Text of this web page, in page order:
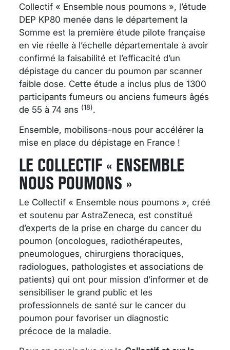
Collectif « Ensemble nous poumons », l’étude
DEP KP80 menée dans le département la
Somme est la première étude pilote française
en vie réelle à l’échelle départementale à avoir
confirmé la faisabilité et l’efficacité d’un
dépistage du cancer du poumon par scanner
faible dose. Cette étude a inclus plus de 1300
participants fumeurs ou anciens fumeurs âgés
de 55 à 74 ans (18).
Ensemble, mobilisons-nous pour accélérer la
mise en place du dépistage en France !
LE COLLECTIF « ENSEMBLE
NOUS POUMONS »
Le Collectif « Ensemble nous poumons », créé
et soutenu par AstraZeneca, est constitué
d’experts de la prise en charge du cancer du
poumon (oncologues, radiothérapeutes,
pneumologues, chirurgiens thoraciques,
radiologues, pathologistes et associations de
patients) qui ont pour mission d’informer et de
sensibiliser le grand public et les
professionnels de santé sur le cancer du
poumon pour favoriser un diagnostic
précoce de la maladie.